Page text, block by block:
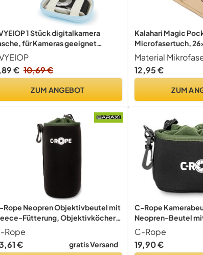
1 Stück digitalkamera
für Kameras geeignet
Tasche klein, Mini-
Reiseschutzhülle,
(blau).
€ 10,69 €
ZUM ANGEBOT
Kalahari Magic
Microfasertuch,
Reingung von
Smartphones,
Mikrofaser,
Objektivzubehör
Material
12,95 €
ZUM
Rope Neopren Objektivbeutel mit
Fütterung, Objektivköcher
Objektive und Kamerazubehör,
XL
Rope
€
gratis Versand
C-Rope
Neopren-Beutel
Fütterung,
Kamerazubehör -
C-Rope
19,90 €